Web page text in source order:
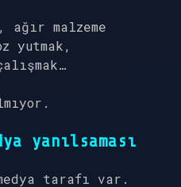
ağır malzeme
yutmak,
yanılsaması
tarafı var.